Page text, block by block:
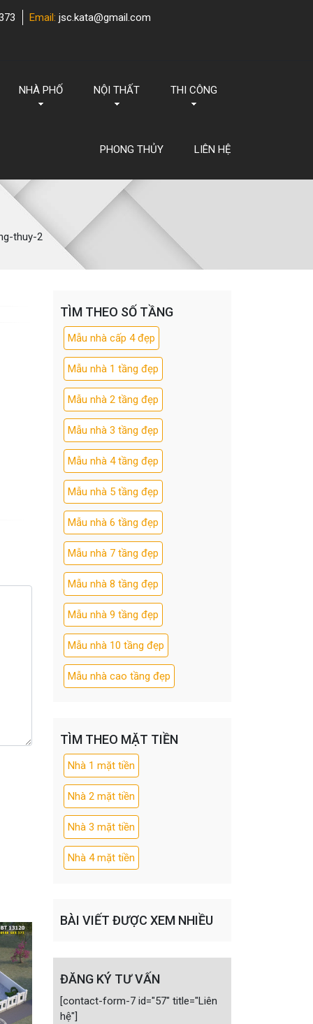
Email: jsc.kata@gmail.com
NHÀ PHỐ NỘI THẤT THI CÔNG
PHONG THỦY LIÊN HỆ
thuy-2
TÌM THEO SỐ TẦNG
Mẫu nhà cấp 4 đẹp
Mẫu nhà 1 tầng đẹp
Mẫu nhà 2 tầng đẹp
Mẫu nhà 3 tầng đẹp
Mẫu nhà 4 tầng đẹp
Mẫu nhà 5 tầng đẹp
Mẫu nhà 6 tầng đẹp
Mẫu nhà 7 tầng đẹp
Mẫu nhà 8 tầng đẹp
Mẫu nhà 9 tầng đẹp
Mẫu nhà 10 tầng đẹp
Mẫu nhà cao tầng đẹp
TÌM THEO MẶT TIỀN
Nhà 1 mặt tiền
Nhà 2 mặt tiền
Nhà 3 mặt tiền
Nhà 4 mặt tiền
BÀI VIẾT ĐƯỢC XEM NHIỀU
ĐĂNG KÝ TƯ VẤN
[contact-form-7 id="57" title="Liên
hệ"]